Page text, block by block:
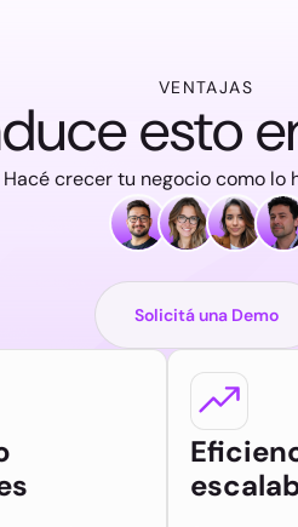
VENTAJAS
esto
Hacé crecer tu negocio como lo
Solicitá una Demo